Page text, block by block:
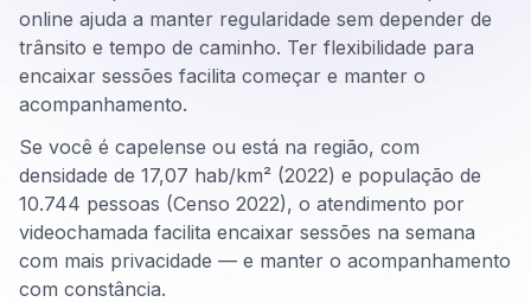
online ajuda a manter regularidade sem depender de
trânsito e tempo de caminho. Ter flexibilidade para
encaixar sessões facilita começar e manter o
acompanhamento.
Se você é capelense ou está na região, com
densidade de 17,07 hab/km² (2022) e população de
10.744 pessoas (Censo 2022), o atendimento por
videochamada facilita encaixar sessões na semana
com mais privacidade — e manter o acompanhamento
com constância.